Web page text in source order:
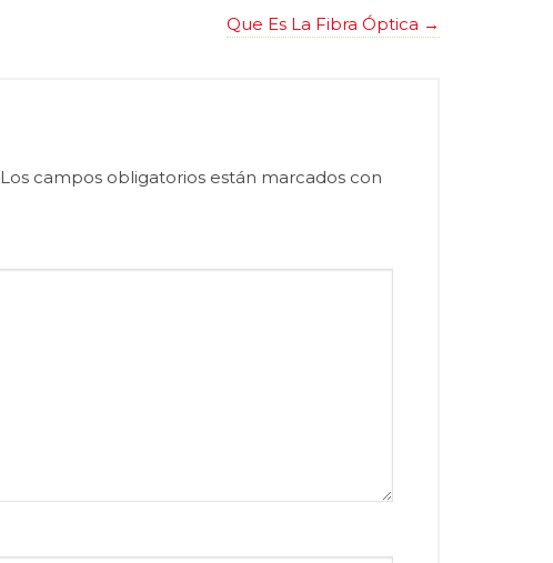
Que Es La Fibra Óptica →
Los campos obligatorios están marcados con